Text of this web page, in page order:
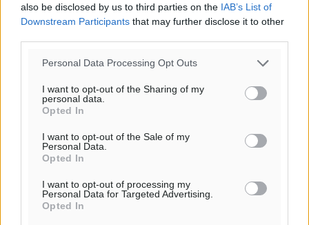
also be disclosed by us to third parties on the IAB’s List of
Downstream Participants that may further disclose it to other
Personal Data Processing Opt Outs
I want to opt-out of the Sharing of my
personal data.
Opted In
I want to opt-out of the Sale of my
Personal Data.
Opted In
I want to opt-out of processing my
Personal Data for Targeted Advertising.
Opted In